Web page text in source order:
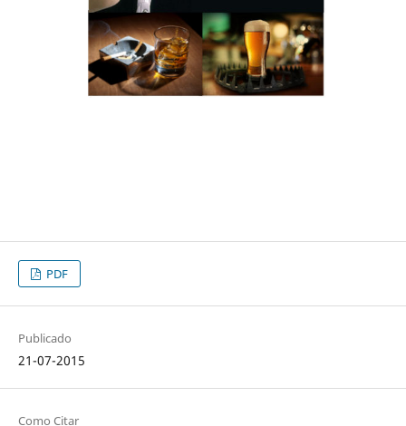
PDF
Publicado
21-07-2015
Como Citar